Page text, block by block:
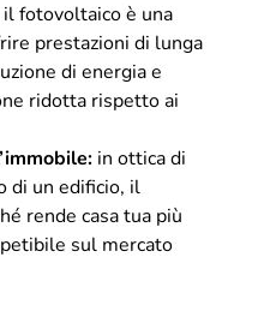
il fotovoltaico è una
prestazioni di lunga
di energia e
ridotta rispetto ai
in ottica di
di un edificio, il
rende casa tua più
sul mercato